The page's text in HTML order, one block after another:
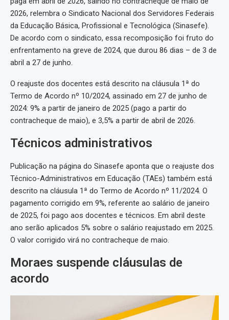
2026, relembra o Sindicato Nacional dos Servidores Federais
da Educação Básica, Profissional e Tecnológica (Sinasefe).
De acordo com o sindicato, essa recomposição foi fruto do
enfrentamento na greve de 2024, que durou 86 dias – de 3 de
abril a 27 de junho.
O reajuste dos docentes está descrito na cláusula 1ª do
Termo de Acordo nº 10/2024, assinado em 27 de junho de
2024: 9% a partir de janeiro de 2025 (pago a partir do
contracheque de maio), e 3,5% a partir de abril de 2026.
Técnicos administrativos
Publicação na página do Sinasefe aponta que o reajuste dos
Técnico-Administrativos em Educação (TAEs) também está
descrito na cláusula 1ª do Termo de Acordo nº 11/2024. O
pagamento corrigido em 9%, referente ao salário de janeiro
de 2025, foi pago aos docentes e técnicos. Em abril deste
ano serão aplicados 5% sobre o salário reajustado em 2025.
O valor corrigido virá no contracheque de maio.
Moraes suspende cláusulas de
acordo